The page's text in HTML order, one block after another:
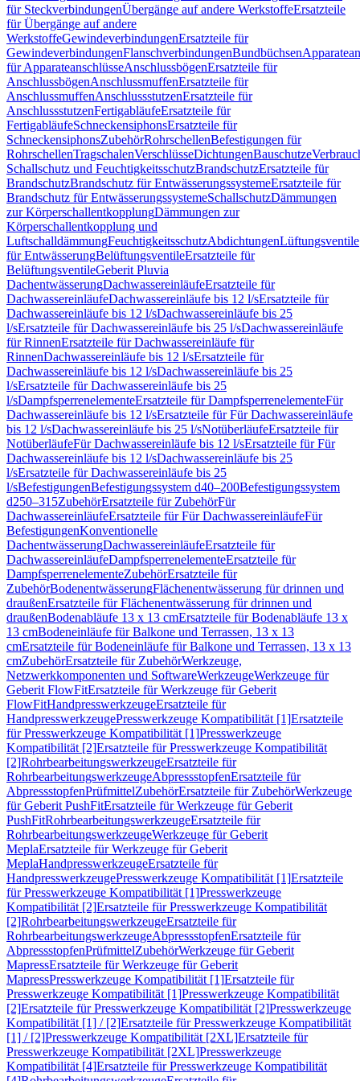
für SteckverbindungenÜbergänge auf andere WerkstoffeErsatzteile
für Übergänge auf andere
WerkstoffeGewindeverbindungenErsatzteile für
GewindeverbindungenFlanschverbindungenBundbüchsen
für ApparateanschlüsseAnschlussbögenErsatzteile für
AnschlussbögenAnschlussmuffenErsatzteile für
AnschlussmuffenAnschlussstutzenErsatzteile für
AnschlussstutzenFertigabläufeErsatzteile für
FertigabläufeSchneckensiphonsErsatzteile für
SchneckensiphonsZubehörRohrschellenBefestigungen für
RohrschellenTragschalenVerschlüsseDichtungenBauschutze
Schallschutz und FeuchtigkeitsschutzBrandschutzErsatzteile für
BrandschutzBrandschutz für EntwässerungssystemeErsatzteile für
Brandschutz für EntwässerungssystemeSchallschutzDämmungen
zur KörperschallentkopplungDämmungen zur
Körperschallentkopplung und
LuftschalldämmungFeuchtigkeitsschutzAbdichtungenLüftungsventile
für EntwässerungBelüftungsventileErsatzteile für
BelüftungsventileGeberit Pluvia
DachentwässerungDachwassereinläufeErsatzteile für
DachwassereinläufeDachwassereinläufe bis 12 l/sErsatzteile für
Dachwassereinläufe bis 12 l/sDachwassereinläufe bis 25
l/sErsatzteile für Dachwassereinläufe bis 25 l/sDachwassereinläufe
für RinnenErsatzteile für Dachwassereinläufe für
RinnenDachwassereinläufe bis 12 l/sErsatzteile für
Dachwassereinläufe bis 12 l/sDachwassereinläufe bis 25
l/sErsatzteile für Dachwassereinläufe bis 25
l/sDampfsperrenelementeErsatzteile für DampfsperrenelementeFür
Dachwassereinläufe bis 12 l/sErsatzteile für Für Dachwassereinläufe
bis 12 l/sDachwassereinläufe bis 25 l/sNotüberläufeErsatzteile für
NotüberläufeFür Dachwassereinläufe bis 12 l/sErsatzteile für Für
Dachwassereinläufe bis 12 l/sDachwassereinläufe bis 25
l/sErsatzteile für Dachwassereinläufe bis 25
l/sBefestigungenBefestigungssystem d40–200Befestigungssystem
d250–315ZubehörErsatzteile für ZubehörFür
DachwassereinläufeErsatzteile für Für DachwassereinläufeFür
BefestigungenKonventionelle
DachentwässerungDachwassereinläufeErsatzteile für
DachwassereinläufeDampfsperrenelementeErsatzteile für
DampfsperrenelementeZubehörErsatzteile für
ZubehörBodenentwässerungFlächenentwässerung für drinnen und
draußenErsatzteile für Flächenentwässerung für drinnen und
draußenBodenabläufe 13 x 13 cmErsatzteile für Bodenabläufe 13 x
13 cmBodeneinläufe für Balkone und Terrassen, 13 x 13
cmErsatzteile für Bodeneinläufe für Balkone und Terrassen, 13 x 13
cmZubehörErsatzteile für ZubehörWerkzeuge,
Netzwerkkomponenten und SoftwareWerkzeugeWerkzeuge für
Geberit FlowFitErsatzteile für Werkzeuge für Geberit
FlowFitHandpresswerkzeugeErsatzteile für
HandpresswerkzeugePresswerkzeuge Kompatibilität [1]Ersatzteile
für Presswerkzeuge Kompatibilität [1]Presswerkzeuge
Kompatibilität [2]Ersatzteile für Presswerkzeuge Kompatibilität
[2]RohrbearbeitungswerkzeugeErsatzteile für
RohrbearbeitungswerkzeugeAbpressstopfenErsatzteile für
AbpressstopfenPrüfmittelZubehörErsatzteile für ZubehörWerkzeuge
für Geberit PushFitErsatzteile für Werkzeuge für Geberit
PushFitRohrbearbeitungswerkzeugeErsatzteile für
RohrbearbeitungswerkzeugeWerkzeuge für Geberit
MeplaErsatzteile für Werkzeuge für Geberit
MeplaHandpresswerkzeugeErsatzteile für
HandpresswerkzeugePresswerkzeuge Kompatibilität [1]Ersatzteile
für Presswerkzeuge Kompatibilität [1]Presswerkzeuge
Kompatibilität [2]Ersatzteile für Presswerkzeuge Kompatibilität
[2]RohrbearbeitungswerkzeugeErsatzteile für
RohrbearbeitungswerkzeugeAbpressstopfenErsatzteile für
AbpressstopfenPrüfmittelZubehörWerkzeuge für Geberit
MapressErsatzteile für Werkzeuge für Geberit
MapressPresswerkzeuge Kompatibilität [1]Ersatzteile für
Presswerkzeuge Kompatibilität [1]Presswerkzeuge Kompatibilität
[2]Ersatzteile für Presswerkzeuge Kompatibilität [2]Presswerkzeuge
Kompatibilität [1] / [2]Ersatzteile für Presswerkzeuge Kompatibilität
[1] / [2]Presswerkzeuge Kompatibilität [2XL]Ersatzteile für
Presswerkzeuge Kompatibilität [2XL]Presswerkzeuge
Kompatibilität [4]Ersatzteile für Presswerkzeuge Kompatibilität